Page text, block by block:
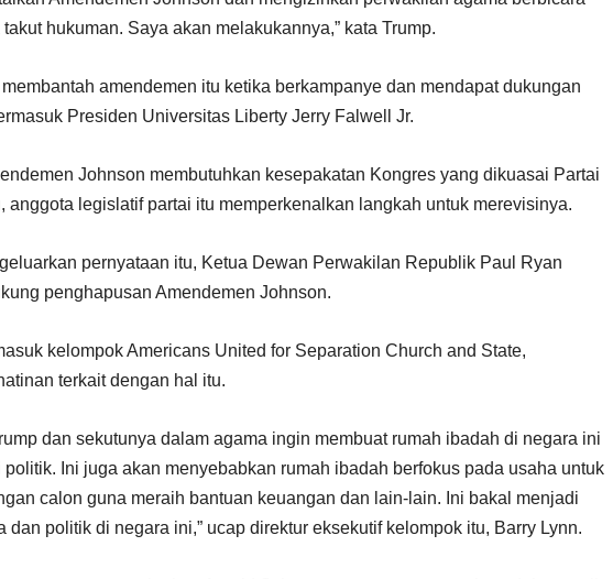
hukuman. Saya akan melakukannya,” kata Trump.
amendemen itu ketika berkampanye dan mendapat dukungan
Presiden Universitas Liberty Jerry Falwell Jr.
Johnson membutuhkan kesepakatan Kongres yang dikuasai Partai
anggota legislatif partai itu memperkenalkan langkah untuk merevisinya.
pernyataan itu, Ketua Dewan Perwakilan Republik Paul Ryan
penghapusan Amendemen Johnson.
kelompok Americans United for Separation Church and State,
terkait dengan hal itu.
dan sekutunya dalam agama ingin membuat rumah ibadah di negara ini
Ini juga akan menyebabkan rumah ibadah berfokus pada usaha untuk
calon guna meraih bantuan keuangan dan lain-lain. Ini bakal menjadi
dan politik di negara ini,” ucap direktur eksekutif kelompok itu, Barry Lynn.